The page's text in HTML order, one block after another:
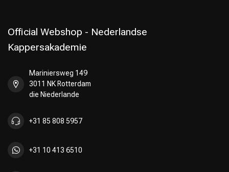
Official Webshop - Nederlandse
Kappersakademie
Mariniersweg 149
3011 NK Rotterdam
die Niederlande
+31 85 808 5957
+31 10 413 6510